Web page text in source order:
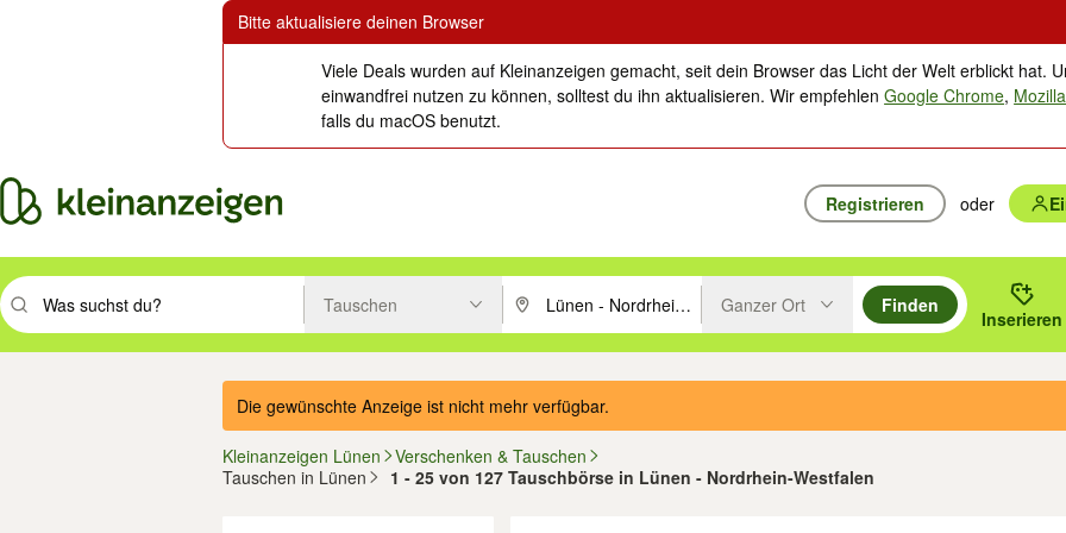
Bitte aktualisiere deinen Browser
Viele Deals wurden auf Kleinanzeigen gemacht, seit dein Browser das Licht der Welt erblickt hat.
einwandfrei nutzen zu können, solltest du ihn aktualisieren. Wir empfehlenGoogle Chrome,
falls du macOS benutzt.
Registrieren oder
Suchbegriff eingeben. Eingabetaste drücken um zu suchen, oder Vorschläge mit den Pfeiltasten nach oben/unten durchsuchen und mit
Tauschen PLZ oder Ort eingeben. Eingabetaste drücken um zu suchen, oder
Ganzer Ort
Finden
Inserieren
Die gewünschte Anzeige ist nicht mehr verfügbar.
Kleinanzeigen Lünen
Verschenken & Tauschen
Tauschen in Lünen
1 - 25 von 127 Tauschbörse in Lünen - Nordrhein-Westfalen